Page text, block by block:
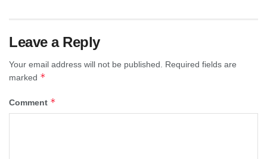
Leave a Reply
Your email address will not be published.
Required fields are
marked *
Comment *